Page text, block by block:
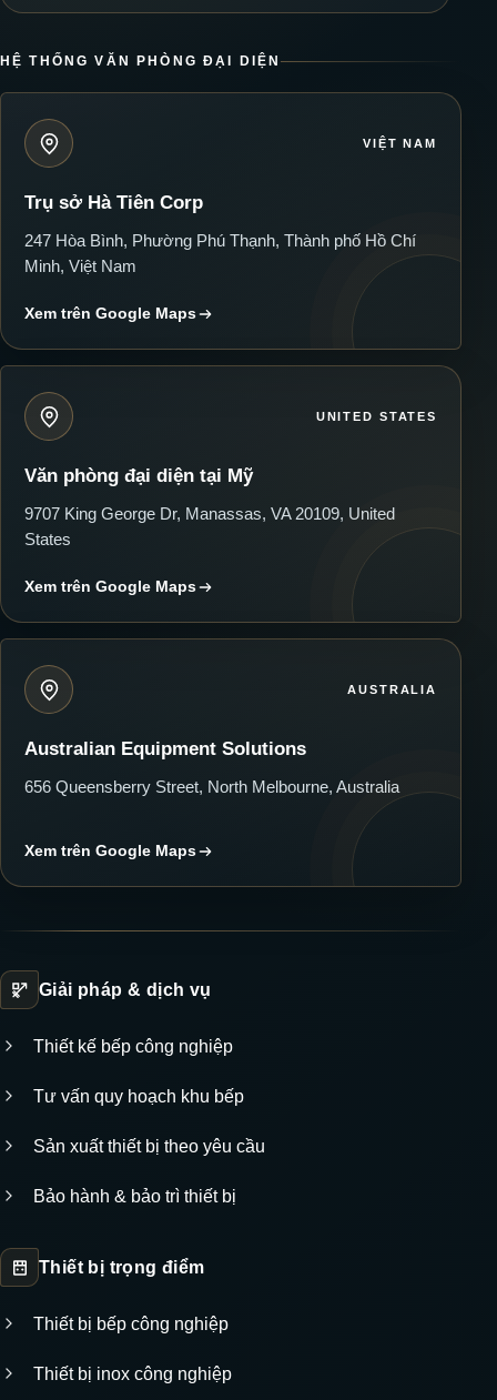
HỆ THỐNG VĂN PHÒNG ĐẠI DIỆN
VIỆT NAM
Trụ sở Hà Tiên Corp
247 Hòa Bình, Phường Phú Thạnh, Thành phố Hồ Chí
Minh, Việt Nam
Xem trên Google Maps
UNITED STATES
Văn phòng đại diện tại Mỹ
9707 King George Dr, Manassas, VA 20109, United
States
Xem trên Google Maps
AUSTRALIA
Australian Equipment Solutions
656 Queensberry Street, North Melbourne, Australia
Xem trên Google Maps
Giải pháp & dịch vụ
Thiết kế bếp công nghiệp
Tư vấn quy hoạch khu bếp
Sản xuất thiết bị theo yêu cầu
Bảo hành & bảo trì thiết bị
Thiết bị trọng điểm
Thiết bị bếp công nghiệp
Thiết bị inox công nghiệp